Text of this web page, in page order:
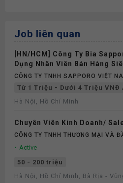
Job liên quan
[HN/HCM] Công Ty Bia
Dụng Nhân Viên Bán Hàng
CÔNG TY TNHH SAPPORO VIỆT
Từ 1 Triệu - Dưới 4 Triệu VNĐ
Hà Nội, Hồ Chí Minh
Chuyên Viên Kinh Doanh/
CÔNG TY TNHH THƯƠNG MẠI VÀ
Active
50 - 200 triệu
Hà Nội, Hồ Chí Minh, Bà Rịa -